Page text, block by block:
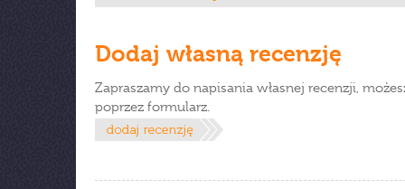
Dodaj własną recenzję
Zapraszamy do napisania własnej recenzji,
poprzez formularz.